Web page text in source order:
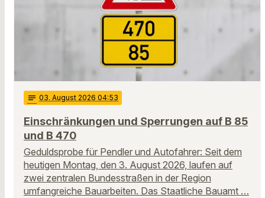
notes 03. August 2026 04:53
Einschränkungen und Sperrungen auf B 85
und B 470
Geduldsprobe für Pendler und Autofahrer: Seit dem
heutigen Montag, den 3. August 2026, laufen auf
zwei zentralen Bundesstraßen in der Region
umfangreiche Bauarbeiten. Das Staatliche Bauamt …